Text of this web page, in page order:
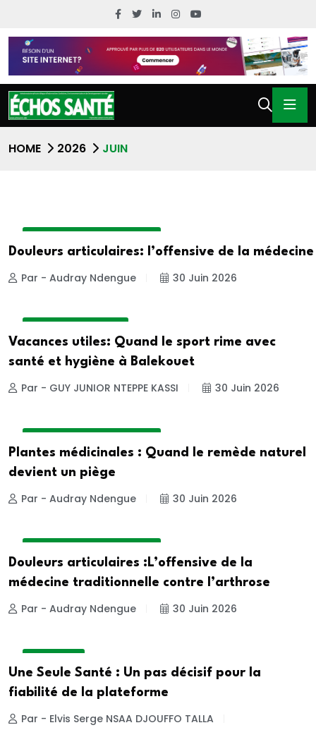
HOME 2026 JUIN
Douleurs articulaires: l’offensive de la
Par - Audray Ndengue 30 Juin 2026
Vacances utiles: Quand le sport rime avec
santé et hygiène à Balekouet
Par - GUY JUNIOR NTEPPE KASSI 30 Juin 2026
Plantes médicinales : Quand le remède naturel
devient un piège
Par - Audray Ndengue 30 Juin 2026
Douleurs articulaires :L’offensive de la
médecine traditionnelle contre l’arthrose
Par - Audray Ndengue 30 Juin 2026
Une Seule Santé : Un pas décisif pour la
fiabilité de la plateforme
Par - Elvis Serge NSAA DJOUFFO TALLA